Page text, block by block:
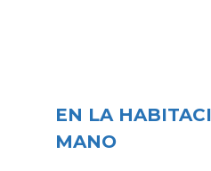
EN LA
MANO